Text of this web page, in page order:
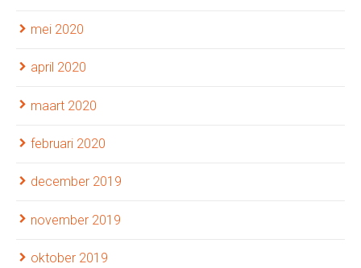
mei 2020
april 2020
maart 2020
februari 2020
december 2019
november 2019
oktober 2019